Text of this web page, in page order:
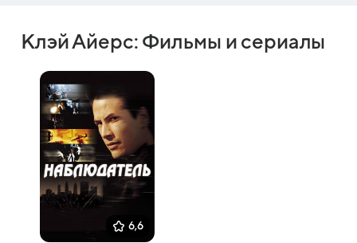
Клэй Айерс: Фильмы и сериалы
6,6